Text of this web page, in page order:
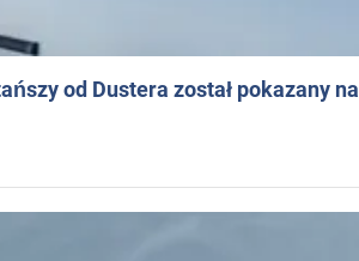
od Dustera został pokazany na